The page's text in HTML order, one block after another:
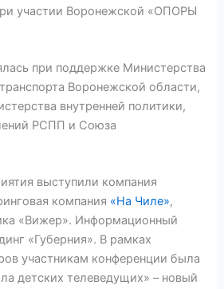
участии Воронежской «ОПОРЫ
при поддержке Министерства
Воронежской области,
внутренней политики,
РСПП и Союза
выступили компания
компания «На Чиле»,
«Вижер». Информационный
«Губерния». В рамках
участникам конференции была
детских телеведущих» – новый